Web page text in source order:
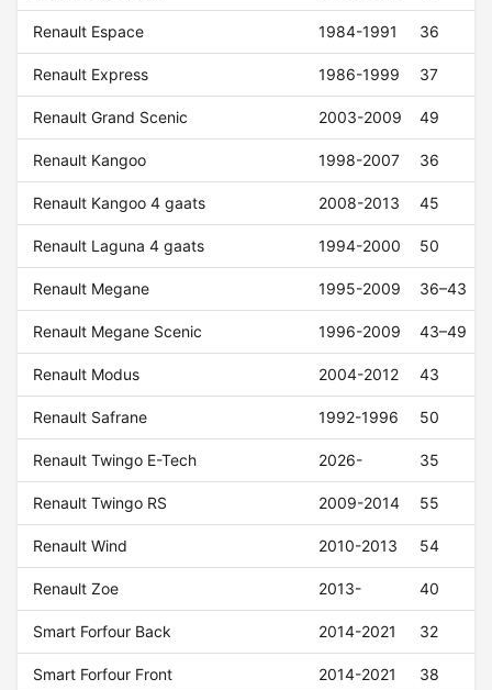
Renault Espace 1984-1991 36
Renault Express 1986-1999 37
Renault Grand Scenic 2003-2009 49
Renault Kangoo 1998-2007 36
Renault Kangoo 4 gaats 2008-2013 45
Renault Laguna 4 gaats 1994-2000 50
Renault Megane 1995-2009 36–43
Renault Megane Scenic 1996-2009 43–49
Renault Modus 2004-2012 43
Renault Safrane 1992-1996 50
Renault Twingo E-Tech 2026- 35
Renault Twingo RS 2009-2014 55
Renault Wind 2010-2013 54
Renault Zoe 2013- 40
Smart Forfour Back 2014-2021 32
Smart Forfour Front 2014-2021 38